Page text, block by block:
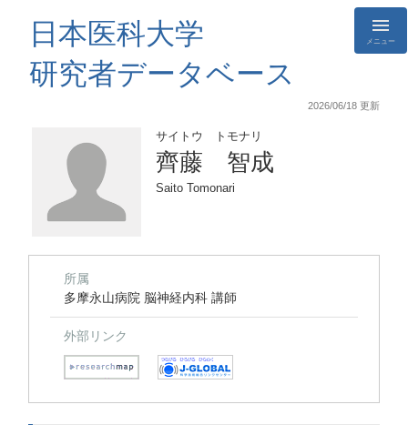
日本医科大学
研究者データベース
メニュー
2026/06/18 更新
サイトウ トモナリ
齊藤 智成
Saito Tomonari
所属
多摩永山病院 脳神経内科 講師
外部リンク